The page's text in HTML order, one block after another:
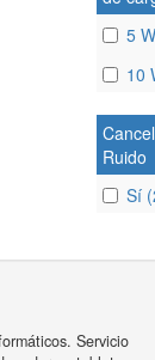
5
10
Ruido
Sí
Servicio